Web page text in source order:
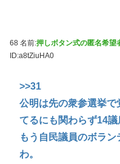
68 名前:押しボタン式の匿名希望
ID:a8tZiuHA0
>>31
公明は先の衆参選挙で
てるにも関わらず14議
もう自民議員のボラ
わ。